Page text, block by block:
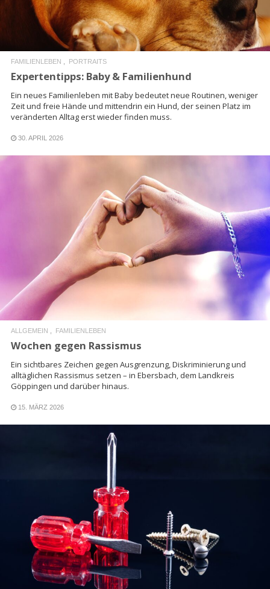
FAMILIENLEBEN PORTRAITS
Expertentipps: Baby & Familienhund
Ein neues Familienleben mit Baby bedeutet neue Routinen, weniger
Zeit und freie Hände und mittendrin ein Hund, der seinen Platz im
veränderten Alltag erst wieder finden muss.
30. APRIL 2026
READ MORE
ALLGEMEIN FAMILIENLEBEN
Wochen gegen Rassismus
Ein sichtbares Zeichen gegen Ausgrenzung, Diskriminierung und
alltäglichen Rassismus setzen – in Ebersbach, dem Landkreis
Göppingen und darüber hinaus.
15. MÄRZ 2026
READ MORE